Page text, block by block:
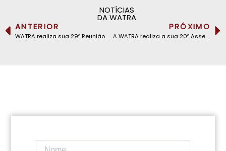
NOTÍCIAS
DA WATRA
ANTERIOR
WATRA realiza sua 29ª Reunião do Comitê Executivo em seu Secretariado Executivo em Abuja, Nigéria
PRÓXIMO
A WATRA realiza a sua 20ª Assembleia Geral Anual em Bamako, República do Mali